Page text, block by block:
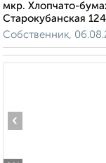
мкр. Хлопчато-
Старокубанская 124
Собственник,
‹